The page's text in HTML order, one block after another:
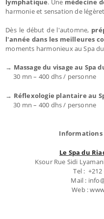
lymphatique. Une médecine
harmonie et sensation de
Dès le début de l'automne,
l'année dans les meilleures
moments harmonieux au Spa du
→ Massage du visage au Spa
30 mn – 400 dhs / personne
→ Réflexologie plantaire au
30 mn – 400 dhs / personne
Informations
Le Spa du
Ksour Rue Sidi
Tel : +212
Mail :
Web :